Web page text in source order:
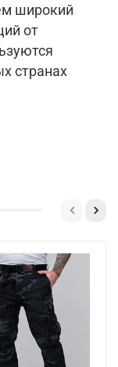
широкий
от
странах